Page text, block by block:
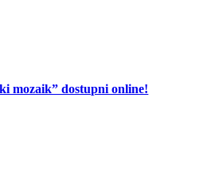
mozaik” dostupni online!